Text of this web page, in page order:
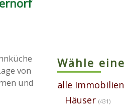
von
und
Wähle
alle Immobilien
Häuser (431)